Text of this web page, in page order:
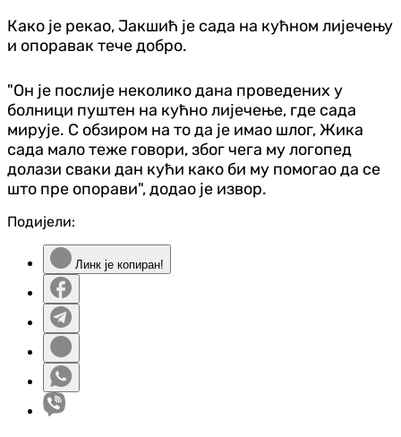
Како је рекао, Јакшић је сада на кућном лијечењу
и опоравак тече добро.
"Он је послије неколико дана проведених у
болници пуштен на кућно лијечење, где сада
мирује. С обзиром на то да је имао шлог, Жика
сада мало теже говори, због чега му логопед
долази сваки дан кући како би му помогао да се
што пре опорави", додао је извор.
Подијели:
Линк је копиран!